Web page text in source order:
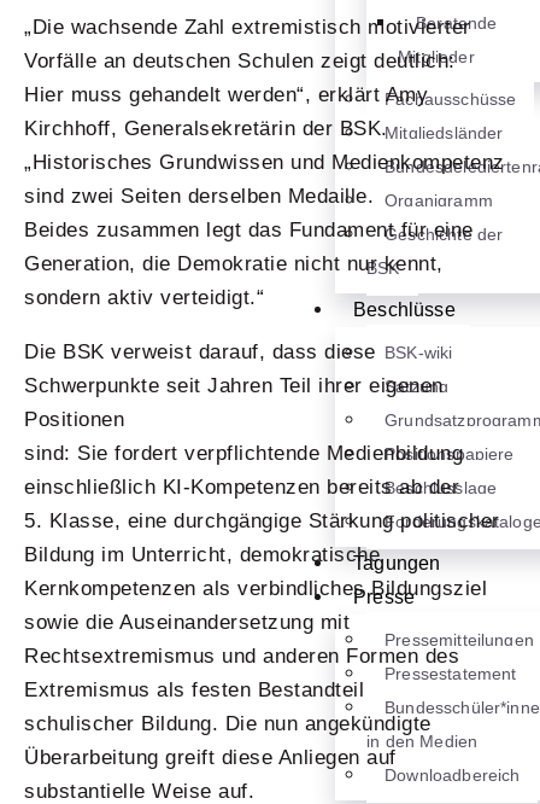
Beratende
Mitglieder
Fachausschüsse
Mitgliedsländer
Organigramm
Geschichte der
BSK
Beschlüsse
BSK-wiki
Satzung
Positionspapiere
Beschlusslage
Tagungen
Presse
Pressemitteilungen
Pressestatement
in den Medien
Downloadbereich
„Die wachsende Zahl extremistisch motivierter
Vorfälle an deutschen Schulen zeigt deutlich:
Hier muss gehandelt werden“, erklärt Amy
Kirchhoff, Generalsekretärin der BSK.
„Historisches Grundwissen und Medienkompetenz
sind zwei Seiten derselben Medaille.
Beides zusammen legt das Fundament für eine
Generation, die Demokratie nicht nur kennt,
sondern aktiv verteidigt.“
Die BSK verweist darauf, dass diese
Schwerpunkte seit Jahren Teil ihrer eigenen
Positionen
sind: Sie fordert verpflichtende Medienbildung
einschließlich KI-Kompetenzen bereits ab der
5. Klasse, eine durchgängige Stärkung politischer
Bildung im Unterricht, demokratische
Kernkompetenzen als verbindliches Bildungsziel
sowie die Auseinandersetzung mit
Rechtsextremismus und anderen Formen des
Extremismus als festen Bestandteil
schulischer Bildung. Die nun angekündigte
Überarbeitung greift diese Anliegen auf
substantielle Weise auf.